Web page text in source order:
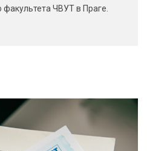
факультета ЧВУТ в Праге.